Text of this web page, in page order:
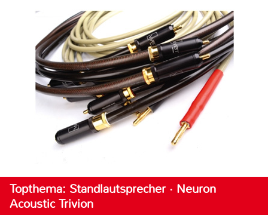
Topthema: Standlautsprecher · Neuron
Acoustic Trivion